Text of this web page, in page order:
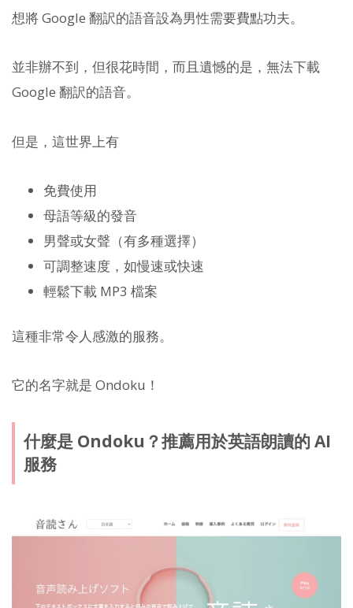
想將 Google 翻訳的語音設為男性需要費點功夫。
並非辦不到，但很花時間，而且遺憾的是，無法下載
Google 翻訳的語音。
但是，這世界上有
免費使用
母語等級的發音
男聲或女聲（有多種選擇）
可調整速度，如慢速或快速
輕鬆下載 MP3 檔案
這種非常令人感激的服務。
它的名字就是 Ondoku！
什麼是 Ondoku？推薦用於英語朗讀的 AI
服務